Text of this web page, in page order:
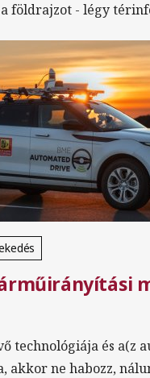
földrajzot - légy
MBA)
nappali
technológiája és a(z
akkor ne habozz,